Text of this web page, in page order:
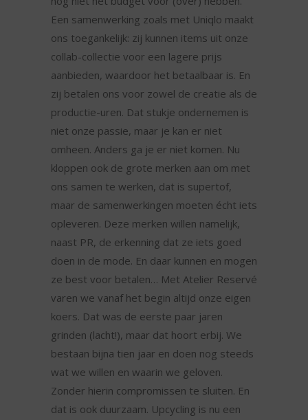
Een samenwerking zoals met Uniqlo maakt
ons toegankelijk: zij kunnen items uit onze
collab-collectie voor een lagere prijs
aanbieden, waardoor het betaalbaar is. En
zij betalen ons voor zowel de creatie als de
productie-uren. Dat stukje ondernemen is
niet onze passie, maar je kan er niet
omheen. Anders ga je er niet komen. Nu
kloppen ook de grote merken aan om met
ons samen te werken, dat is supertof,
maar de samenwerkingen moeten écht iets
opleveren. Deze merken willen namelijk,
naast PR, de erkenning dat ze iets goed
doen in de mode. En daar kunnen en mogen
ze best voor betalen… Met Atelier Reservé
varen we vanaf het begin altijd onze eigen
koers. Dat was de eerste paar jaren
grinden (lacht!), maar dat hoort erbij. We
bestaan bijna tien jaar en doen nog steeds
wat we willen en waarin we geloven.
Zonder hierin compromissen te sluiten. En
dat is ook duurzaam. Upcycling is nu een